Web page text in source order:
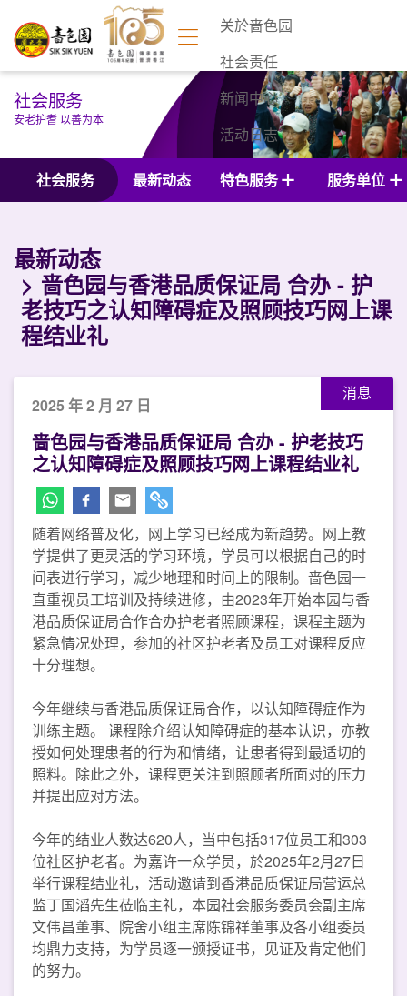
关於啬色园
社会责任
新闻中心
活动日志
联络我们
社会服务
安老护耆 以善为本
社会服务 最新动态 特色服务 服务单位
最新动态
啬色园与香港品质保证局 合办 - 护
老技巧之认知障碍症及照顾技巧网上课
程结业礼
消息
2025 年 2 月 27 日
啬色园与香港品质保证局 合办 - 护老技巧
之认知障碍症及照顾技巧网上课程结业礼
随着网络普及化，网上学习已经成为新趋势。网上教
学提供了更灵活的学习环境，学员可以根据自己的时
间表进行学习，减少地理和时间上的限制。啬色园一
直重视员工培训及持续进修，由2023年开始本园与香
港品质保证局合作合办护老者照顾课程，课程主题为
紧急情况处理，参加的社区护老者及员工对课程反应
十分理想。
今年继续与香港品质保证局合作，以认知障碍症作为
训练主题。 课程除介绍认知障碍症的基本认识，亦教
授如何处理患者的行为和情绪，让患者得到最适切的
照料。除此之外，课程更关注到照顾者所面对的压力
并提出应对方法。
今年的结业人数达620人，当中包括317位员工和303
位社区护老者。为嘉许一众学员，於2025年2月27日
举行课程结业礼，活动邀请到香港品质保证局营运总
监丁国滔先生莅临主礼，本园社会服务委员会副主席
文伟昌董事、院舍小组主席陈锦祥董事及各小组委员
均鼎力支持，为学员逐一颁授证书，见证及肯定他们
的努力。